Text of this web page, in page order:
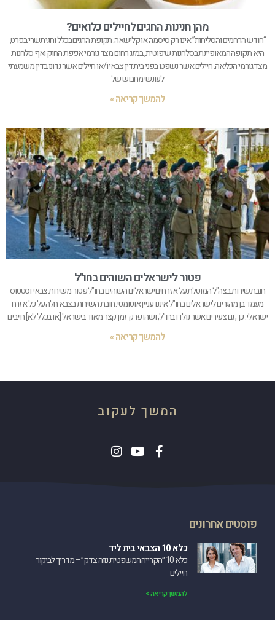
מהן חנינות החגים לחיילים כלואים?
“חודש הרחמים והסליחות” אינו רק סיסמה או קלישאה. תקופת החגים בכלל וחגי תשרי בפרט,
היא תקופה המאופיינת בסלחנות שיפוטית, במזג רחום מצד גורמי אכיפת החוק ואף סלחנות
מצד גורמי הכליאה. חיילים אשר נשפטו בפני בית דין צבאי ו/או חיילים אשר נדונו בדין משמעתי
לעונשי מחבוש של
להמשך קריאה »
פטור לישראלים השוהים בחו"ל
חובת שירות בצה"ל המוטלת על אזרחים ישראלים השוהים בחו"ל פטור משירות צבאי וסטטוס
מעמד בן מהגרים לישראלים בחו"ל איננו עניין אוטומטי. חובת השירות בצבא חלה על כל אזרח
ישראלי. כך, גם צעירים אשר נולדו בחו"ל, ושהו פרק זמן קצר מאוד בישראל [או בכלל לא] חייבים
להמשך קריאה »
המשך לעקוב
פוסטים אחרונים
כלא 10 הצבאי בית ליד
כלא 10 ״הקרייה המשפטית נווה צדק״ – מדריך לביקור
חיילים
להמשך קריאה >